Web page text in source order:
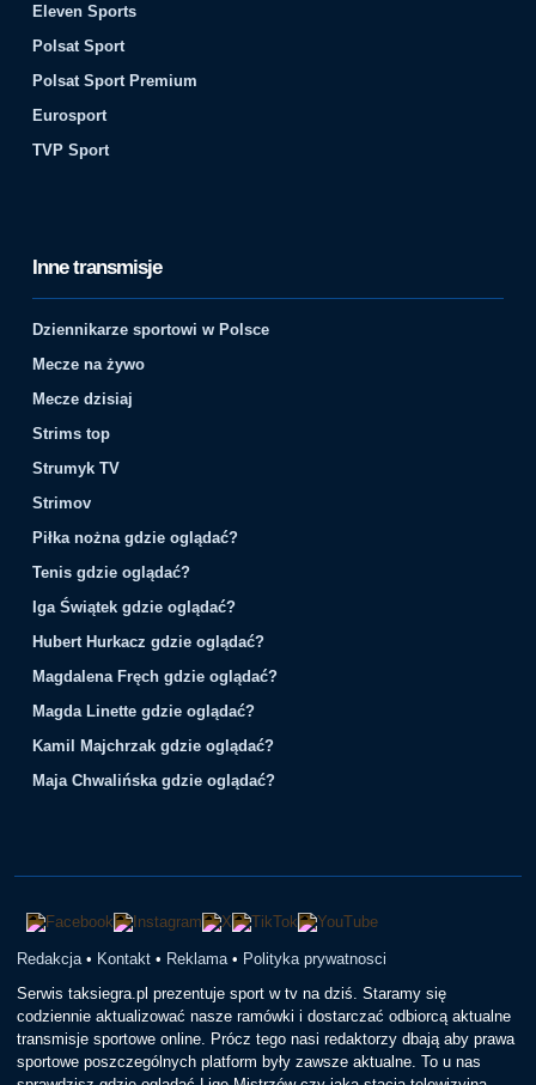
Eleven Sports
Polsat Sport
Polsat Sport Premium
Eurosport
TVP Sport
Inne transmisje
Dziennikarze sportowi w Polsce
Mecze na żywo
Mecze dzisiaj
Strims top
Strumyk TV
Strimov
Piłka nożna gdzie oglądać?
Tenis gdzie oglądać?
Iga Świątek gdzie oglądać?
Hubert Hurkacz gdzie oglądać?
Magdalena Fręch gdzie oglądać?
Magda Linette gdzie oglądać?
Kamil Majchrzak gdzie oglądać?
Maja Chwalińska gdzie oglądać?
Redakcja • Kontakt • Reklama • Polityka prywatnosci
Serwis taksiegra.pl prezentuje sport w tv na dziś. Staramy się
codziennie aktualizować nasze ramówki i dostarczać odbiorcą aktualne
transmisje sportowe online. Prócz tego nasi redaktorzy dbają aby prawa
sportowe poszczególnych platform były zawsze aktualne. To u nas